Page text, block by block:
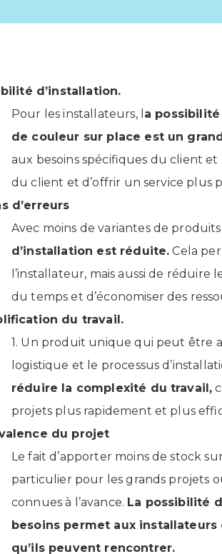
d’installation.
Pour les installateurs, l a
de couleur sur place est un
aux besoins spécifiques du client et
du client et d’offrir un service plus
d’erreurs
Avec moins de variantes de
d’installation est réduite. Cela
l’installateur, mais aussi de
du temps et d’économiser des
du travail.
1. Un produit unique qui peut être
logistique et le processus
réduire la complexité du travail,
projets plus rapidement et plus
du projet
Le fait d’apporter moins de stock
particulier pour les grands projets
connues à l’avance. La possibilité
besoins permet aux
qu’ils peuvent rencontrer.